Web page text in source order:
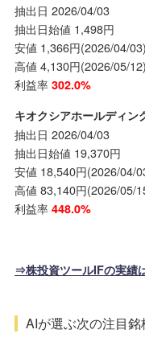
抽出日 2026/04/03
抽出日始値 1,498円
安値 1,366円(2026/04/03)
高値 4,130円(2026/05/12)
利益率 302.0%
キオクシアホールディ
抽出日 2026/04/03
抽出日始値 19,370円
安値 18,540円(2026/04/
高値 83,140円(2026/05/
利益率 448.0%
⇒株投資ツールIFの実績
AIが選ぶ次の注目